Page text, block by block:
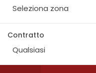
Seleziona zona
Contratto
Qualsiasi